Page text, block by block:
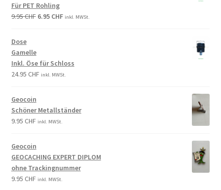
Für PET Rohling
9.95CHF 6.95 CHF inkl. MWSt.
Dose
Gamelle
Inkl. Öse für Schloss
24.95 CHF inkl. MWSt.
Geocoin
Schöner Metallständer
9.95 CHF inkl. MWSt.
Geocoin
GEOCACHING EXPERT DIPLOM
ohne Trackingnummer
9.95 CHF inkl. MWSt.